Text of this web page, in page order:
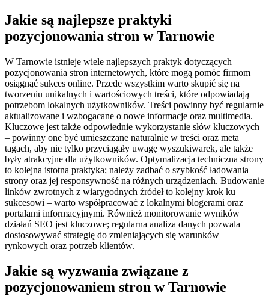
Jakie są najlepsze praktyki
pozycjonowania stron w Tarnowie
W Tarnowie istnieje wiele najlepszych praktyk dotyczących
pozycjonowania stron internetowych, które mogą pomóc firmom
osiągnąć sukces online. Przede wszystkim warto skupić się na
tworzeniu unikalnych i wartościowych treści, które odpowiadają
potrzebom lokalnych użytkowników. Treści powinny być regularnie
aktualizowane i wzbogacane o nowe informacje oraz multimedia.
Kluczowe jest także odpowiednie wykorzystanie słów kluczowych
– powinny one być umieszczane naturalnie w treści oraz meta
tagach, aby nie tylko przyciągały uwagę wyszukiwarek, ale także
były atrakcyjne dla użytkowników. Optymalizacja techniczna strony
to kolejna istotna praktyka; należy zadbać o szybkość ładowania
strony oraz jej responsywność na różnych urządzeniach. Budowanie
linków zwrotnych z wiarygodnych źródeł to kolejny krok ku
sukcesowi – warto współpracować z lokalnymi blogerami oraz
portalami informacyjnymi. Również monitorowanie wyników
działań SEO jest kluczowe; regularna analiza danych pozwala
dostosowywać strategię do zmieniających się warunków
rynkowych oraz potrzeb klientów.
Jakie są wyzwania związane z
pozycjonowaniem stron w Tarnowie